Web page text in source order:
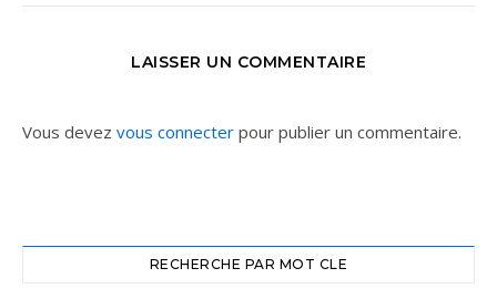
LAISSER UN COMMENTAIRE
Vous devez vous connecter pour publier un commentaire.
RECHERCHE PAR MOT CLE